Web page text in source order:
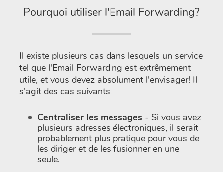
Pourquoi utiliser l'Email Forwarding?
Il existe plusieurs cas dans lesquels un service
tel que l'Email Forwarding est extrêmement
utile, et vous devez absolument l'envisager! Il
s'agit des cas suivants:
Centraliser les messages - Si vous avez
plusieurs adresses électroniques, il serait
probablement plus pratique pour vous de
les diriger et de les fusionner en une
seule.